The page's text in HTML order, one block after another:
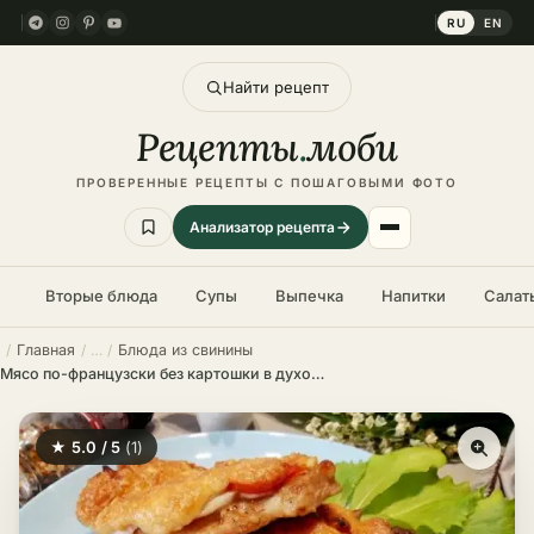
RU EN
Найти рецепт
Рецепты.моби
ПРОВЕРЕННЫЕ РЕЦЕПТЫ С ПОШАГОВЫМИ ФОТО
Анализатор рецепта
Вторые блюда Супы Выпечка Напитки
Главная
Блюда из свинины
Мясо по-французски без картошки в духовке – пошаговый рецепт
★ 5.0 / 5 (1)